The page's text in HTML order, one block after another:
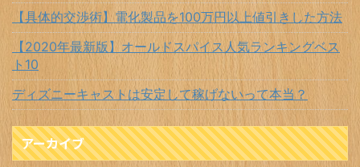
【具体的交渉術】電化製品を100万円以上値引きした方法
【2020年最新版】オールドスパイス人気ランキングベス
ト10
ディズニーキャストは安定して稼げないって本当？
アーカイブ